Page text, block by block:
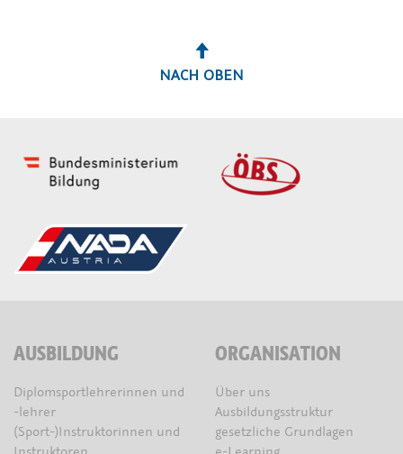
NACH OBEN
AUSBILDUNG
Diplomsportlehrerinnen und
-lehrer
(Sport-)Instruktorinnen und
ORGANISATION
Über uns
Ausbildungsstruktur
gesetzliche Grundlagen